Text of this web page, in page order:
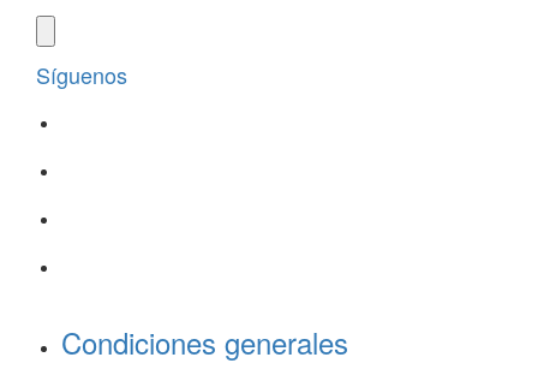
Síguenos
Condiciones generales